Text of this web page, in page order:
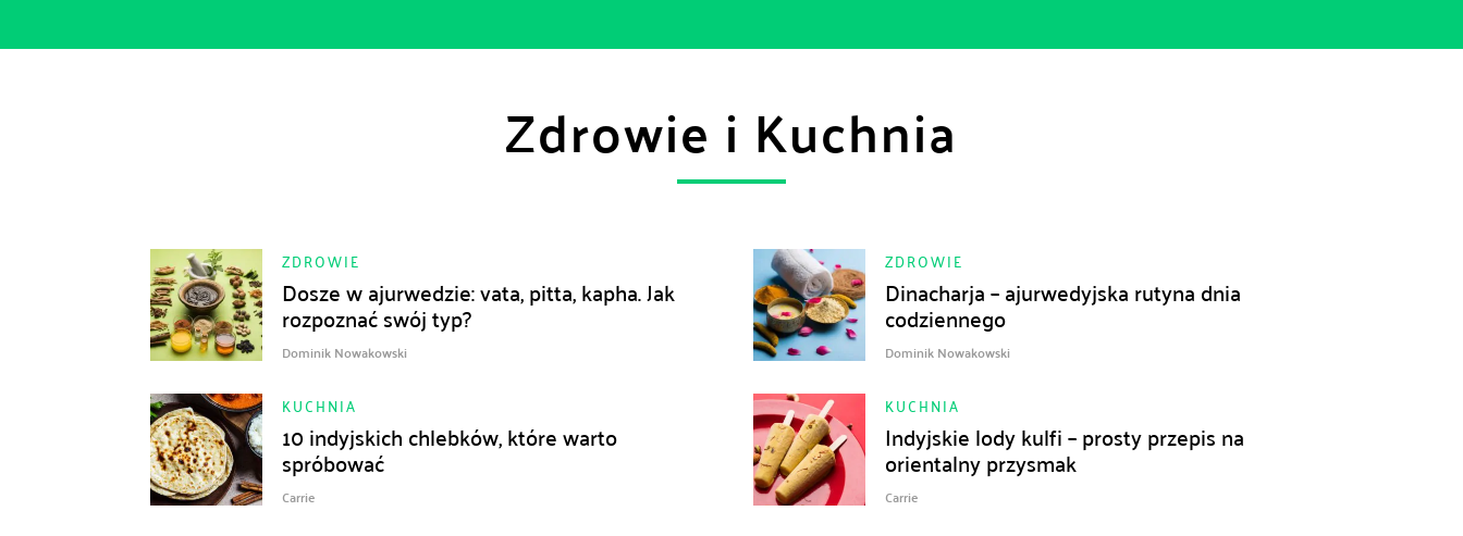
Zdrowie i Kuchnia
ZDROWIE
Dosze w ajurwedzie: vata, pitta, kapha. Jak
rozpoznać swój typ?
Dominik Nowakowski
ZDROWIE
Dinacharja – ajurwedyjska rutyna dnia
codziennego
Dominik Nowakowski
KUCHNIA
10 indyjskich chlebków, które warto
spróbować
Carrie
KUCHNIA
Indyjskie lody kulfi – prosty przepis na
orientalny przysmak
Carrie